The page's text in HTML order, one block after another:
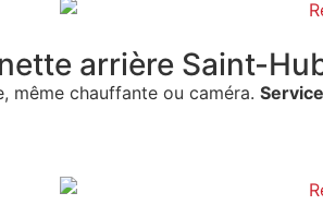
arrière Saint-
même chauffante ou caméra.